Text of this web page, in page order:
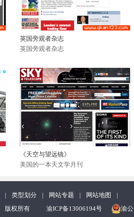
英国旁观者杂志
英国旁观者杂志
《天空与望远镜》
美国的一本天文学月刊
| 类型划分 | 网站专题 | 网站地图
|
版权所有 渝ICP备13006194号 渝